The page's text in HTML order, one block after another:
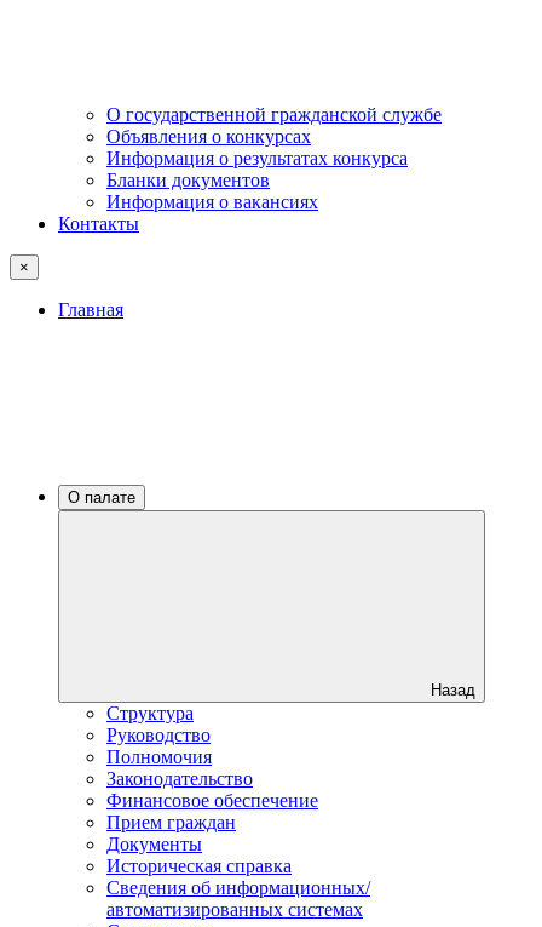
О государственной гражданской службе
Объявления о конкурсах
Информация о результатах конкурса
Бланки документов
Информация о вакансиях
Контакты
×
Главная
О палате
Назад
Структура
Руководство
Полномочия
Законодательство
Финансовое обеспечение
Прием граждан
Документы
Историческая справка
Сведения об информационных/
автоматизированных системах